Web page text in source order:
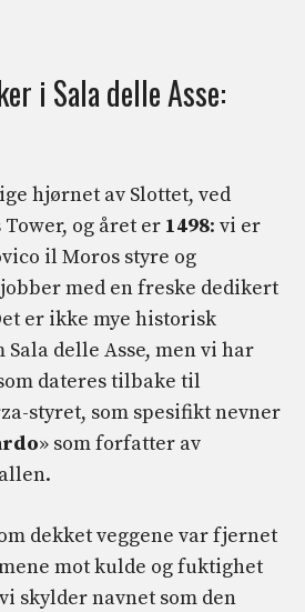
i Sala delle Asse:
hjørnet av Slottet, ved
Tower, og året er 1498: vi er
il Moros styre og
med en freske dedikert
er ikke mye historisk
delle Asse, men vi har
dateres tilbake til
styret, som spesifikt nevner
» som forfatter av
dekket veggene var fjernet
mot kulde og fuktighet
skylder navnet som den